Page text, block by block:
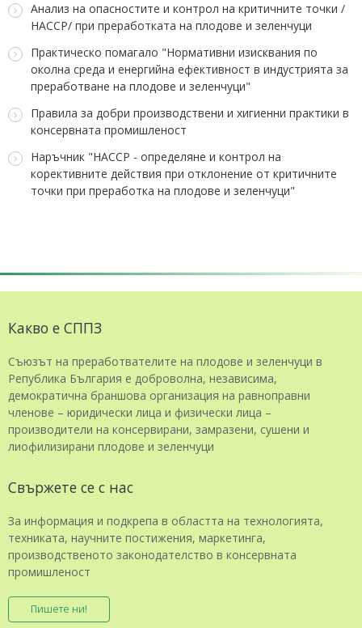
Анализ на опасностите и контрол на критичните точки /
НАССР/ при преработката на плодове и зеленчуци
Практическо помагало "Нормативни изисквания по
околна среда и енергийна ефективност в индустрията за
преработване на плодове и зеленчуци"
Правила за добри производствени и хигиенни практики в
консервната промишленост
Наръчник "HАCCP - определяне и контрол на
корективните действия при отклонение от критичните
точки при преработка на плодове и зеленчуци"
Какво е СППЗ
Съюзът на преработвателите на плодове и зеленчуци в
Република България е доброволна, независима,
демократична браншова организация на равноправни
членове – юридически лица и физически лица –
производители на консервирани, замразени, сушени и
лиофилизирани плодове и зеленчуци
Свържете се с нас
За информация и подкрепа в областта на технологията,
техниката, научните постижения, маркетинга,
производственото законодателство в консервната
промишленост
Пишете ни!